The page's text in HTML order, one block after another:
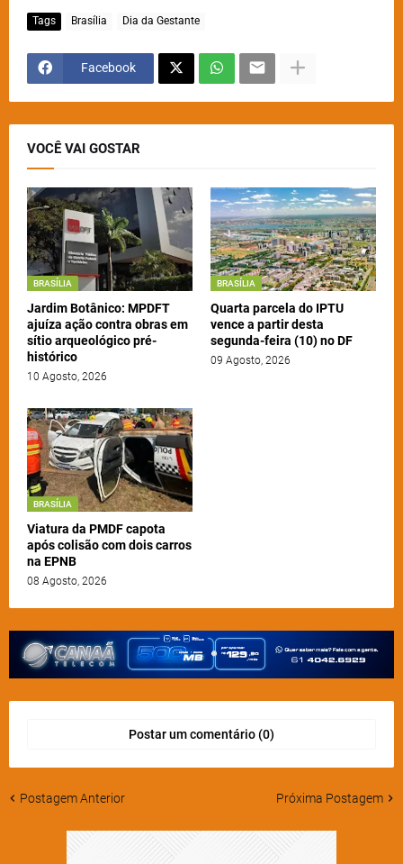
Tags Brasília Dia da Gestante
Facebook
VOCÊ VAI GOSTAR
BRASÍLIA
Jardim Botânico: MPDFT
ajuíza ação contra obras em
sítio arqueológico pré-
histórico
10 Agosto, 2026
BRASÍLIA
Quarta parcela do IPTU
vence a partir desta
segunda-feira (10) no DF
09 Agosto, 2026
BRASÍLIA
Viatura da PMDF capota
após colisão com dois carros
na EPNB
08 Agosto, 2026
Postar um comentário (0)
Postagem Anterior Próxima Postagem